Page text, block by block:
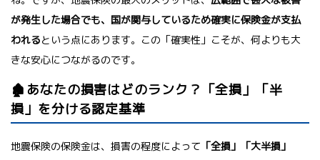
が発生した場合でも、国が関与しているため確実に保険金が支払
われるという点にあります。この「確実性」こそが、何よりも大
きな安心につながるのです。
🏚️あなたの損害はどのランク？「全損」「半
損」を分ける認定基準
地震保険の保険金は、損害の程度によって 「全損」「大半損」